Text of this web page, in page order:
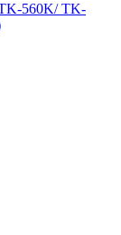
560K/ TK-